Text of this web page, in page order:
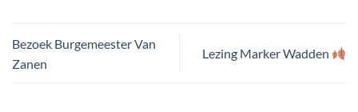
Bezoek Burgemeester Van
Zanen
Lezing Marker Wadden